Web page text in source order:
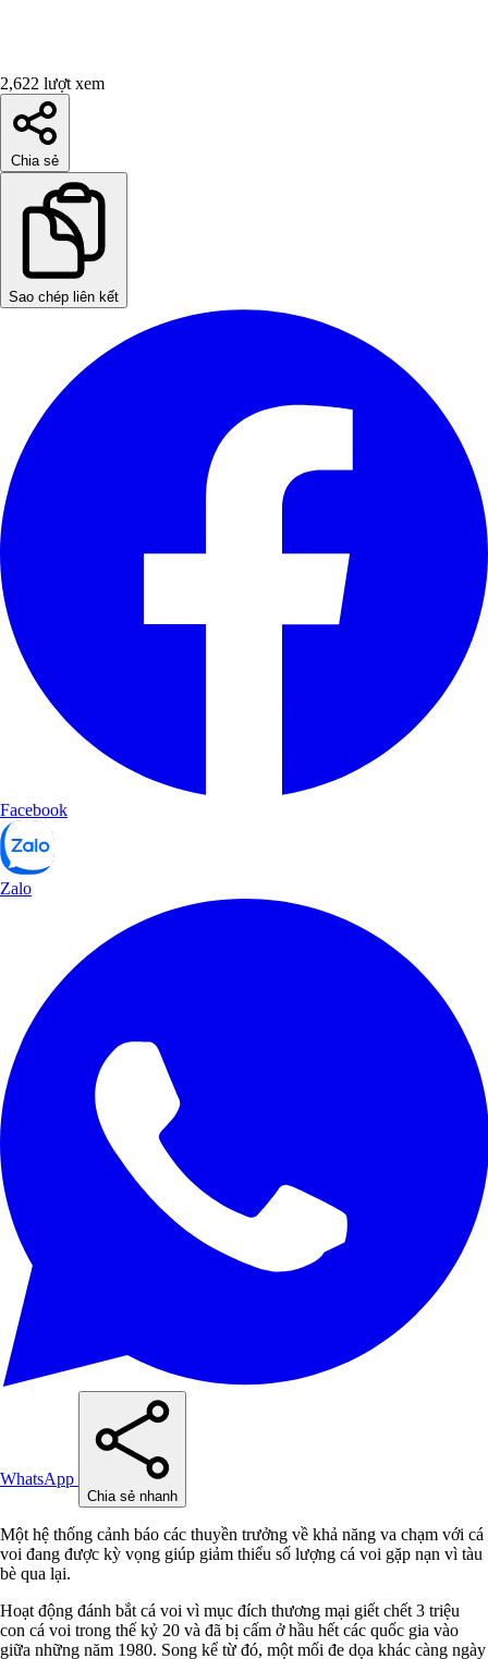
2,622 lượt xem
Chia sẻ
Sao chép liên kết
Facebook
Zalo
WhatsApp
Chia sẻ nhanh
Một hệ thống cảnh báo các thuyền trưởng về khả năng va chạm với cá
voi đang được kỳ vọng giúp giảm thiểu số lượng cá voi gặp nạn vì tàu
bè qua lại.
Hoạt động đánh bắt cá voi vì mục đích thương mại giết chết 3 triệu
con cá voi trong thế kỷ 20 và đã bị cấm ở hầu hết các quốc gia vào
giữa những năm 1980. Song kể từ đó, một mối đe dọa khác càng ngày